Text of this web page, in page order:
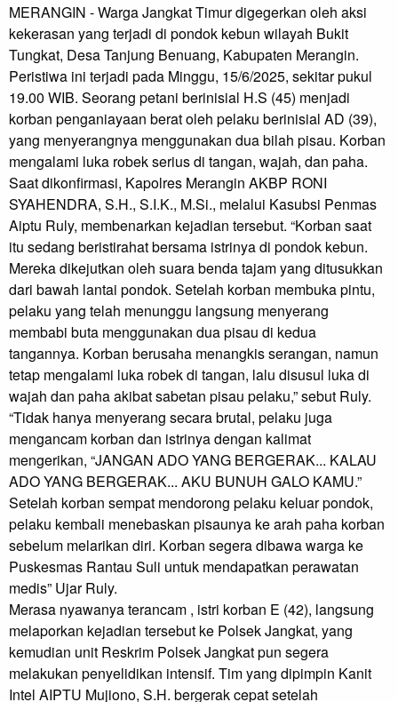
MERANGIN - Warga Jangkat Timur digegerkan oleh aksi
kekerasan yang terjadi di pondok kebun wilayah Bukit
Tungkat, Desa Tanjung Benuang, Kabupaten Merangin.
Peristiwa ini terjadi pada Minggu, 15/6/2025, sekitar pukul
19.00 WIB. Seorang petani berinisial H.S (45) menjadi
korban penganiayaan berat oleh pelaku berinisial AD (39),
yang menyerangnya menggunakan dua bilah pisau. Korban
mengalami luka robek serius di tangan, wajah, dan paha.
Saat dikonfirmasi, Kapolres Merangin AKBP RONI
SYAHENDRA, S.H., S.I.K., M.Si., melalui Kasubsi Penmas
Aiptu Ruly, membenarkan kejadian tersebut. “Korban saat
itu sedang beristirahat bersama istrinya di pondok kebun.
Mereka dikejutkan oleh suara benda tajam yang ditusukkan
dari bawah lantai pondok. Setelah korban membuka pintu,
pelaku yang telah menunggu langsung menyerang
membabi buta menggunakan dua pisau di kedua
tangannya. Korban berusaha menangkis serangan, namun
tetap mengalami luka robek di tangan, lalu disusul luka di
wajah dan paha akibat sabetan pisau pelaku,” sebut Ruly.
“Tidak hanya menyerang secara brutal, pelaku juga
mengancam korban dan istrinya dengan kalimat
mengerikan, “JANGAN ADO YANG BERGERAK... KALAU
ADO YANG BERGERAK... AKU BUNUH GALO KAMU.”
Setelah korban sempat mendorong pelaku keluar pondok,
pelaku kembali menebaskan pisaunya ke arah paha korban
sebelum melarikan diri. Korban segera dibawa warga ke
Puskesmas Rantau Suli untuk mendapatkan perawatan
medis” Ujar Ruly.
Merasa nyawanya terancam , istri korban E (42), langsung
melaporkan kejadian tersebut ke Polsek Jangkat, yang
kemudian unit Reskrim Polsek Jangkat pun segera
melakukan penyelidikan intensif. Tim yang dipimpin Kanit
Intel AIPTU Mujiono, S.H. bergerak cepat setelah